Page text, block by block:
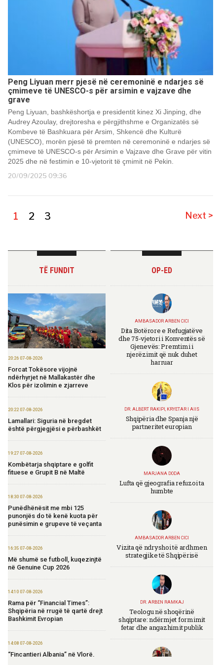
Peng Liyuan merr pjesë në ceremoninë e ndarjes së
çmimeve të UNESCO-s për arsimin e vajzave dhe
grave
Peng Liyuan, bashkëshortja e presidentit kinez Xi Jinping, dhe
Audrey Azoulay, drejtoresha e përgjithshme e Organizatës së
Kombeve të Bashkuara për Arsim, Shkencë dhe Kulturë
(UNESCO), morën pjesë të premten në ceremoninë e ndarjes së
çmimeve të UNESCO-s për Arsimin e Vajzave dhe Grave për vitin
2025 dhe në festimin e 10-vjetorit të çmimit në Pekin.
20/09/2025 09:36
1 2 3 Next >
TË FUNDIT
20:26 07-08-2026
Forcat Tokësore vijojnë
ndërhyrjet në Mallakastër dhe
Klos për izolimin e zjarreve
20:22 07-08-2026
Lamallari: Siguria në bregdet
është përgjegjësi e përbashkët
19:27 07-08-2026
Kombëtarja shqiptare e golfit
fituese e Grupit B në Maltë
18:30 07-08-2026
Punëdhënësit me mbi 125
punonjës do të kenë kuota për
punësimin e grupeve të veçanta
16:35 07-08-2026
Më shumë se futboll, kuqezinjtë
në Genuine Cup 2026
14:10 07-08-2026
Rama për “Financial Times”:
Shqipëria në rrugë të qartë drejt
Bashkimit Evropian
14:08 07-08-2026
“Fincantieri Albania” në Vlorë,
OP-ED
AMBASADOR ARBEN CICI
Dita Botërore e Refugjatëve
dhe 75-vjetori i Konventës së
Gjenevës: Premtimi i
njerëzimit që nuk duhet
harruar
DR. ALBERT RAKIPI, KRYETAR I AIIS
Shqipëria dhe Spanja një
partneritet europian
MARJANA DODA
Lufta që gjeografia refuzoi ta
humbte
AMBASADOR ARBEN CICI
Vizita që ndryshoi të ardhmen
strategjike të Shqipërisë
DR. ARBEN RAMKAJ
Teologu në shoqërinë
shqiptare: ndërmjet formimit
fetar dhe angazhimit publik